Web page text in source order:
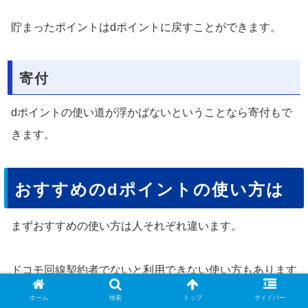
貯まったポイントはdポイントに戻すことができます。
寄付
dポイントの使い道が浮かばないということなら寄付もで
きます。
おすすめのdポイントの使い方は
まずおすすめの使い方は人それぞれ違います。
ドコモ回線契約者でないと利用できない使い方もあります
からね。
ホーム 検索 トップ サイドバー